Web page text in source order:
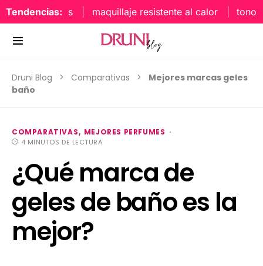
Tendencias: maquillaje resistente al calor tonos
Druni Blog Comparativas
Mejores marcas geles
baño
COMPARATIVAS MEJORES PERFUMES
4 MINUTOS DE LECTURA
¿Qué marca de
geles de baño es la
mejor?